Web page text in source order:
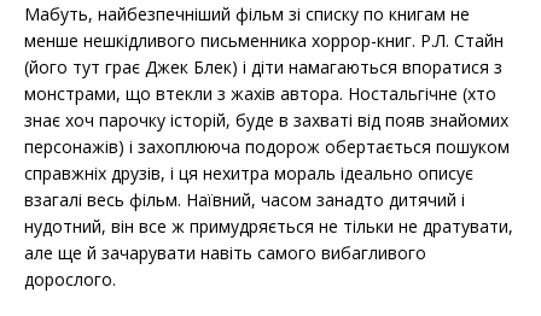
Мабуть, найбезпечніший фільм зі списку по книгам не
менше нешкідливого письменника хоррор-книг. Р.Л. Стайн
(його тут грає Джек Блек) і діти намагаються впоратися з
монстрами, що втекли з жахів автора. Ностальгічне (хто
знає хоч парочку історій, буде в захваті від появ знайомих
персонажів) і захоплююча подорож обертається пошуком
справжніх друзів, і ця нехитра мораль ідеально описує
взагалі весь фільм. Наївний, часом занадто дитячий і
нудотний, він все ж примудряється не тільки не дратувати,
але ще й зачарувати навіть самого вибагливого
дорослого.